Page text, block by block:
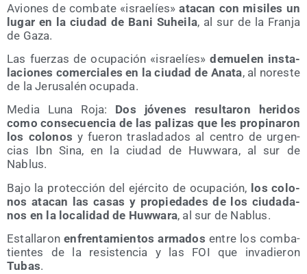
Avio­nes de com­ba­te «israe­líes»ata­can con misi­les un
lugar en la ciu­dad de Bani Suhei­la, al sur de la Fran­ja
de Gaza.
Las fuer­zas de ocu­pa­ción «israe­líes»demue­len ins­ta­
la­cio­nes comer­cia­les en la ciu­dad de Ana­ta, al nores­te
de la Jeru­sa­lén ocupada.
Media Luna Roja: Dos jóve­nes resul­ta­ron heri­dos
como con­se­cuen­cia de las pali­zas que les pro­pi­na­ron
los colo­nos y fue­ron tras­la­da­dos al cen­tro de urgen­
cias Ibn Sina, en la ciu­dad de Huw­wa­ra, al sur de
Nablus.
Bajo la pro­tec­ción del ejér­ci­to de ocu­pa­ción, los colo­
nos ata­can las casas y pro­pie­da­des de los ciu­da­da­
nos en la loca­li­dad de Huw­wa­ra, al sur de Nablus.
Esta­lla­ronenfren­ta­mien­tos arma­dos entre los com­ba­
tien­tes de la resis­ten­cia y las FOI que inva­die­ron
Tubas.